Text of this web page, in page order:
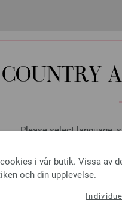
COUNTRY
Please select language,
SHIPPING TO
i vår butik. Vissa av
och din upplevelse.